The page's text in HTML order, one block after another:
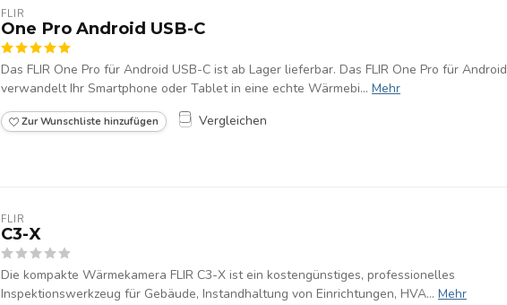
FLIR
One Pro Android USB-C
Das FLIR One Pro für Android USB-C ist ab Lager lieferbar. Das FLIR One Pro für Android
verwandelt Ihr Smartphone oder Tablet in eine echte Wärmebi... Mehr
Zur Wunschliste hinzufügen Vergleichen
FLIR
C3-X
Die kompakte Wärmekamera FLIR C3-X ist ein kostengünstiges, professionelles
Inspektionswerkzeug für Gebäude, Instandhaltung von Einrichtungen, HVA... Mehr